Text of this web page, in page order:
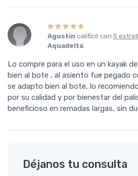
Agustin calificó con 5
Aquadelta.
Lo compre para el uso en un kayak
bien al bote , al asiento fue pegado
se adapto bien al bote, lo
por su calidad y por bienestar del
beneficioso en remadas largas, sin
Déjanos tu consulta